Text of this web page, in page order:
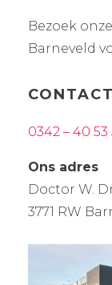
Bezoek
Barneveld
0342 – 40 53
Ons adres
Doctor W.
3771 RW